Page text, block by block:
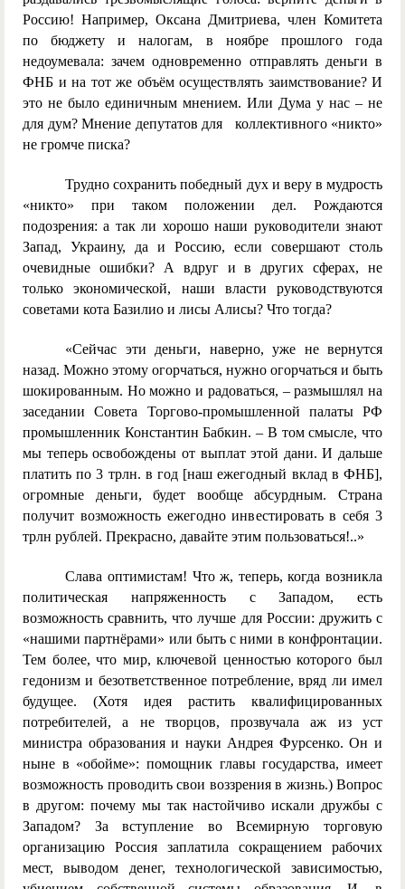
Россию! Например, Оксана Дмитриева, член Комитета
по бюджету и налогам, в ноябре прошлого года
недоумевала: зачем одновременно отправлять деньги в
ФНБ и на тот же объём осуществлять заимствование? И
это не было единичным мнением. Или Дума у нас – не
для дум? Мнение депутатов для коллективного «никто»
не громче писка?
Трудно сохранить победный дух и веру в мудрость
«никто» при таком положении дел. Рождаются
подозрения: а так ли хорошо наши руководители знают
Запад, Украину, да и Россию, если совершают столь
очевидные ошибки? А вдруг и в других сферах, не
только экономической, наши власти руководствуются
советами кота Базилио и лисы Алисы? Что тогда?
«Сейчас эти деньги, наверно, уже не вернутся
назад. Можно этому огорчаться, нужно огорчаться и быть
шокированным. Но можно и радоваться, – размышлял на
заседании Совета Торгово-промышленной палаты РФ
промышленник Константин Бабкин. – В том смысле, что
мы теперь освобождены от выплат этой дани. И дальше
платить по 3 трлн. в год [наш ежегодный вклад в ФНБ],
огромные деньги, будет вообще абсурдным. Страна
получит возможность ежегодно инвестировать в себя 3
трлн рублей. Прекрасно, давайте этим пользоваться!..»
Слава оптимистам! Что ж, теперь, когда возникла
политическая напряженность с Западом, есть
возможность сравнить, что лучше для России: дружить с
«нашими партнёрами» или быть с ними в конфронтации.
Тем более, что мир, ключевой ценностью которого был
гедонизм и безответственное потребление, вряд ли имел
будущее. (Хотя идея растить квалифицированных
потребителей, а не творцов, прозвучала аж из уст
министра образования и науки Андрея Фурсенко. Он и
ныне в «обойме»: помощник главы государства, имеет
возможность проводить свои воззрения в жизнь.) Вопрос
в другом: почему мы так настойчиво искали дружбы с
Западом? За вступление во Всемирную торговую
организацию Россия заплатила сокращением рабочих
мест, выводом денег, технологической зависимостью,